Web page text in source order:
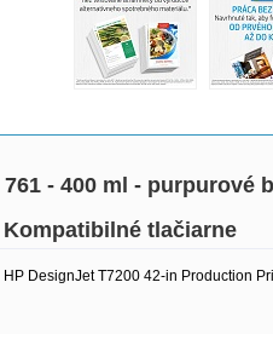
761 - 400 ml - purpurové
Kompatibilné tlačiarne
HP DesignJet T7200 42-in Production